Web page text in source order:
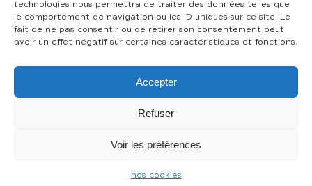
technologies nous permettra de traiter des données telles que
le comportement de navigation ou les ID uniques sur ce site. Le
fait de ne pas consentir ou de retirer son consentement peut
avoir un effet négatif sur certaines caractéristiques et fonctions.
Accepter
Refuser
Voir les préférences
nos cookies
cookies